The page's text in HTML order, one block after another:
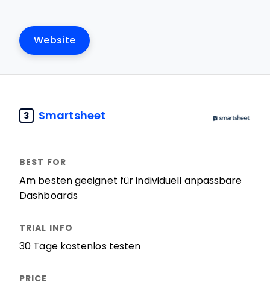
Website
3 Smartsheet
Am besten geeignet für individuell anpassbare
Dashboards
30 Tage kostenlos testen